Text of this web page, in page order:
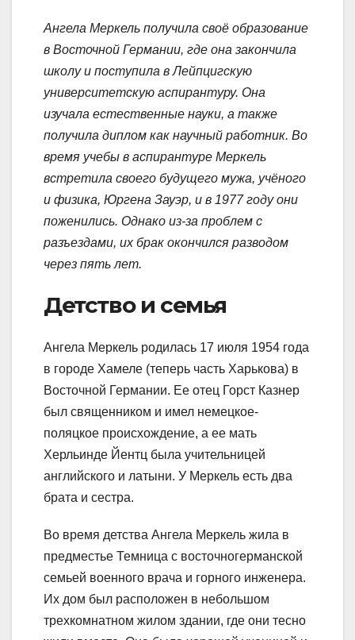
Ангела Меркель получила своё образование
в Восточной Германии, где она закончила
школу и поступила в Лейпцигскую
университетскую аспирантуру. Она
изучала естественные науки, а также
получила диплом как научный работник. Во
время учебы в аспирантуре Меркель
встретила своего будущего мужа, учёного
и физика, Юргена Зауэр, и в 1977 году они
поженились. Однако из-за проблем с
разъездами, их брак окончился разводом
через пять лет.
Детство и семья
Ангела Меркель родилась 17 июля 1954 года
в городе Хамеле (теперь часть Харькова) в
Восточной Германии. Ее отец Горст Казнер
был священником и имел немецкое-
поляцкое происхождение, а ее мать
Херльинде Йентц была учительницей
английского и латыни. У Меркель есть два
брата и сестра.
Во время детства Ангела Меркель жила в
предместье Темница с восточногерманской
семьей военного врача и горного инженера.
Их дом был расположен в небольшом
трехкомнатном жилом здании, где они тесно